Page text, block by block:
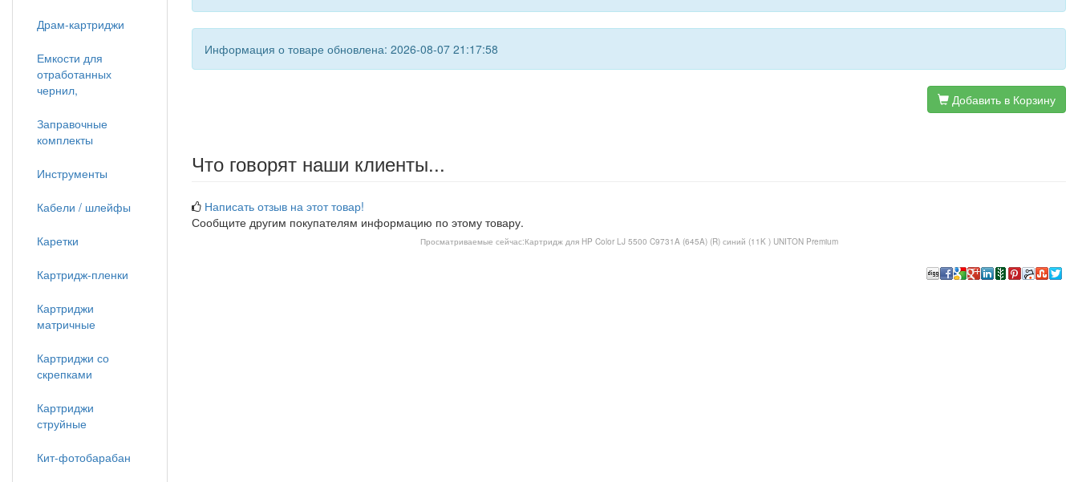
Информация о товаре обновлена: 2026-08-07 21:17:58
Добавить в Корзину
Что говорят наши клиенты...
Написать отзыв на этот товар!
Сообщите другим покупателям информацию по этому товару.
Просматриваемые сейчас:Картридж для HP Color LJ 5500 C9731A (645A) (R) синий (11K ) UNITON Premium
Драм-картриджи
Емкости для
отработанных
чернил,
Заправочные
комплекты
Инструменты
Кабели / шлейфы
Каретки
Картридж-пленки
Картриджи
матричные
Картриджи со
скрепками
Картриджи
струйные
Кит-фотобарабан